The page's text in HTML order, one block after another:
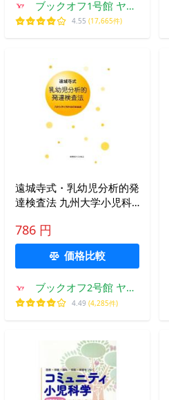
ブックオフ1号館 ヤフ
ーショッピング店
4.55 (17,665件)
遠城寺式・乳幼児分析的発
達検査法 九州大学小児科
【著】
786 円
価格比較
ブックオフ2号館 ヤフ
ーショッピング店
4.49 (4,285件)